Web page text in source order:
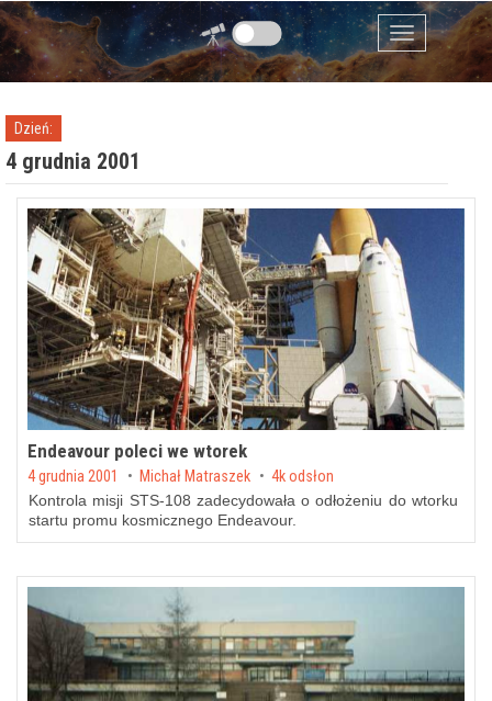
Przejdź do zawartości
Menu
Dzień:
4 grudnia 2001
Endeavour poleci we wtorek
Posted on
4 grudnia 2001 byMichał Matraszek 4k odsłon
Kontrola misji STS-108 zadecydowała o odłożeniu do wtorku
startu promu kosmicznego Endeavour.